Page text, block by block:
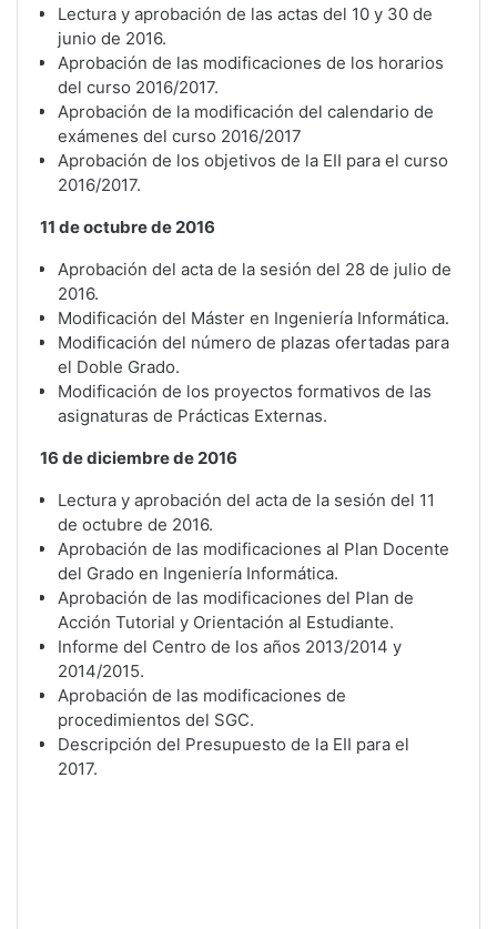
Lectura y aprobación de las actas del 10 y 30 de
junio de 2016.
Aprobación de las modificaciones de los horarios
del curso 2016/2017.
Aprobación de la modificación del calendario de
exámenes del curso 2016/2017
Aprobación de los objetivos de la EII para el curso
2016/2017.
11 de octubre de 2016
Aprobación del acta de la sesión del 28 de julio de
2016.
Modificación del Máster en Ingeniería Informática.
Modificación del número de plazas ofertadas para
el Doble Grado.
Modificación de los proyectos formativos de las
asignaturas de Prácticas Externas.
16 de diciembre de 2016
Lectura y aprobación del acta de la sesión del 11
de octubre de 2016.
Aprobación de las modificaciones al Plan Docente
del Grado en Ingeniería Informática.
Aprobación de las modificaciones del Plan de
Acción Tutorial y Orientación al Estudiante.
Informe del Centro de los años 2013/2014 y
2014/2015.
Aprobación de las modificaciones de
procedimientos del SGC.
Descripción del Presupuesto de la EII para el
2017.